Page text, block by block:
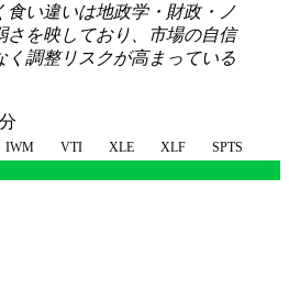
食い違いは地政学・財政・ノ
さを映しており、市場の自信
く調整リスクが高まっている
IWM VTI XLE XLF SPTS